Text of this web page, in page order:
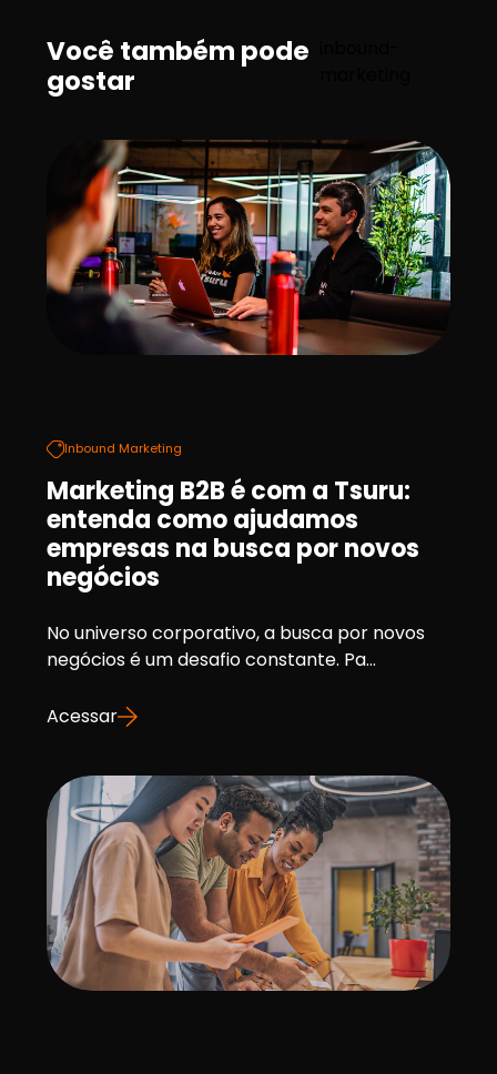
Você também pode
gostar
Inbound Marketing
Marketing B2B é com a Tsuru:
entenda como ajudamos
empresas na busca por novos
negócios
No universo corporativo, a busca por novos
negócios é um desafio constante. Pa...
Acessar